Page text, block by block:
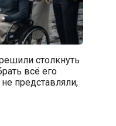
столкнуть
всё его
представляли,